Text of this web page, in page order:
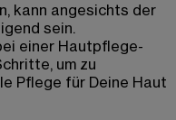
kann angesichts der
sein.
einer Hautpflege-
um zu
Pflege für Deine Haut